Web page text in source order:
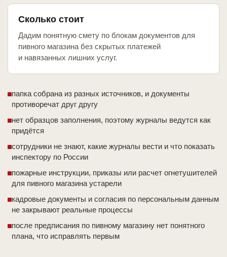
Сколько стоит
Дадим понятную смету по блокам документов для
пивного магазина без скрытых платежей
и навязанных лишних услуг.
папка собрана из разных источников, и документы
противоречат друг другу
нет образцов заполнения, поэтому журналы ведутся как
придётся
сотрудники не знают, какие журналы вести и что показать
инспектору по России
пожарные инструкции, приказы или расчет огнетушителей
для пивного магазина устарели
кадровые документы и согласия по персональным данным
не закрывают реальные процессы
после предписания по пивному магазину нет понятного
плана, что исправлять первым